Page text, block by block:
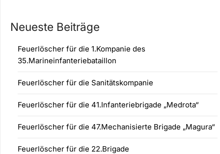
Neueste Beiträge
Feuerlöscher für die 1.Kompanie des
35.Marineinfanteriebataillon
Feuerlöscher für die Sanitätskompanie
Feuerlöscher für die 41.Infanteriebrigade „Medrota“
Feuerlöscher für die 47.Mechanisierte Brigade „Magura“
Feuerlöscher für die 22.Brigade